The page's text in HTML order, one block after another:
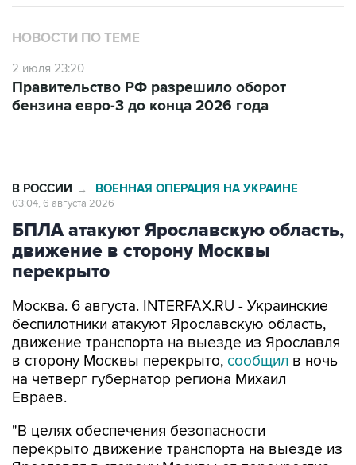
НОВОСТИ ПО ТЕМЕ
2 июля 23:20
Правительство РФ разрешило оборот
бензина евро-3 до конца 2026 года
В РОССИИ → ВОЕННАЯ ОПЕРАЦИЯ НА УКРАИНЕ
03:04, 6 августа 2026
БПЛА атакуют Ярославскую область,
движение в сторону Москвы
перекрыто
Москва. 6 августа. INTERFAX.RU - Украинские
беспилотники атакуют Ярославскую область,
движение транспорта на выезде из Ярославля
в сторону Москвы перекрыто, сообщил в ночь
на четверг губернатор региона Михаил
Евраев.
"В целях обеспечения безопасности
перекрыто движение транспорта на выезде из